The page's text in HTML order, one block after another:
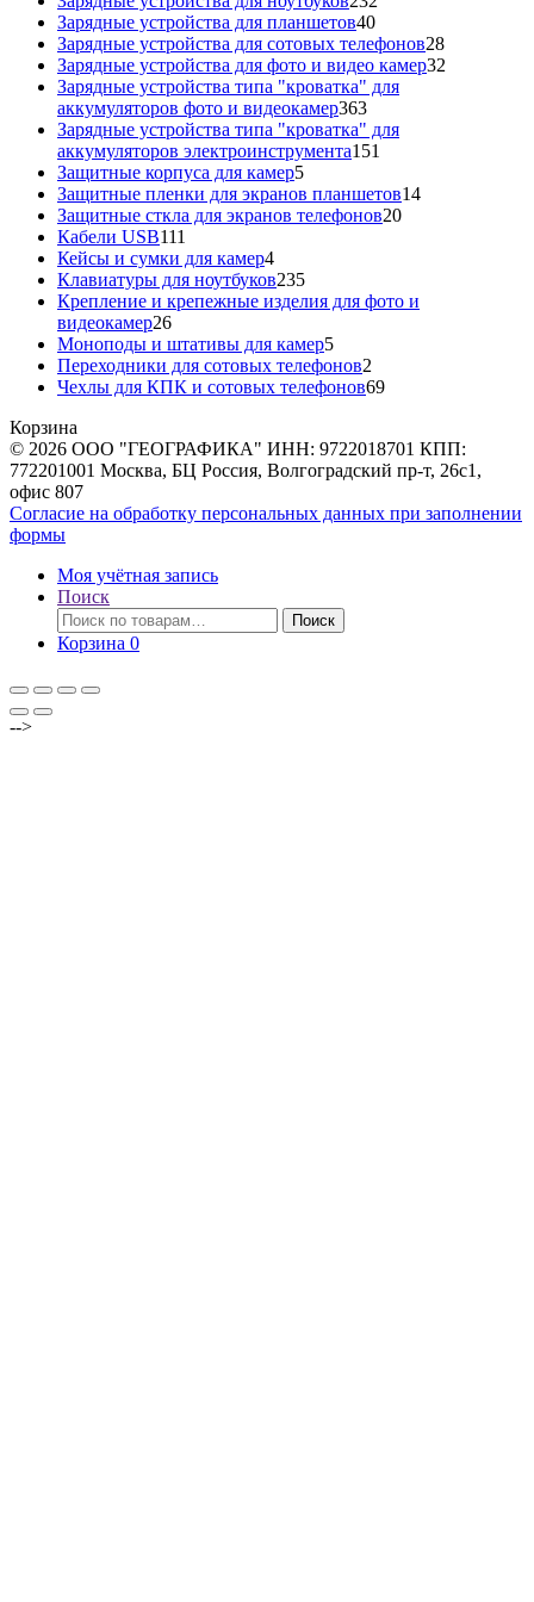
Зарядные устройства для планшетов4040
товаров
Зарядные устройства для сотовых телефонов2828
товаров
Зарядные устройства для фото и видео камер32
Зарядные устройства типа "кроватка" для
аккумуляторов фото и видеокамер363363
товара
Зарядные устройства типа "кроватка" для
аккумуляторов электроинструмента151
Защитные корпуса для камер55
товаров
Защитные пленки для экранов планшетов1414
Защитные сткла для экранов телефонов2020
Кабели USB111
товаров
Кейсы и сумки для камер44
товара
Клавиатуры для ноутбуков235235
товаров
Крепление и крепежные изделия для фото и
видеокамер2626
товаров
Моноподы и штативы для камер55
товаров
Переходники для сотовых телефонов2
товара
Чехлы для КПК и сотовых телефонов6969
Корзина
© 2026 ООО "ГЕОГРАФИКА" ИНН: 9722018701 КПП:
772201001 Москва, БЦ Россия, Волгоградский пр-т, 26с1,
офис 807
Согласие на обработку персональных данных при заполнении
формы
Моя учётная запись
Поиск
Искать:
Поиск
Корзина 0
-->